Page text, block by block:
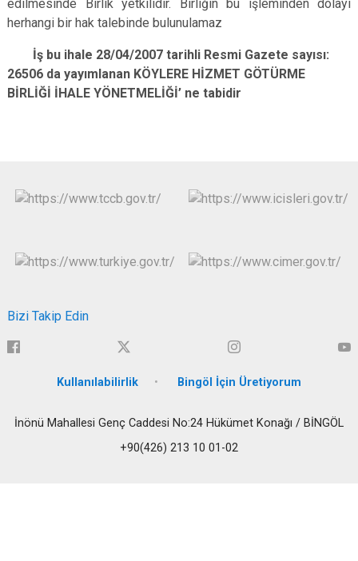
edilmesinde Birlik yetkilidir. Birliğin bu işleminden dolayı
herhangi bir hak talebinde bulunulamaz
İş bu ihale 28/04/2007 tarihli Resmi Gazete sayısı:
26506 da yayımlanan KÖYLERE HİZMET GÖTÜRME
BİRLİĞİ İHALE YÖNETMELİĞİ’ ne tabidir
Bizi Takip Edin
Kullanılabilirlik Bingöl İçin Üretiyorum
İnönü Mahallesi Genç Caddesi No:24 Hükümet Konağı / BİNGÖL
+90(426) 213 10 01-02